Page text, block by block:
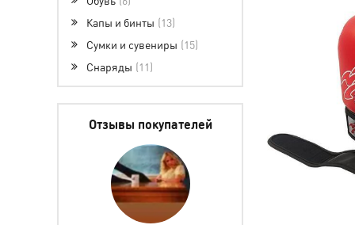
Капы и бинты 13
Сумки и сувениры 15
Снаряды 11
Отзывы покупателей